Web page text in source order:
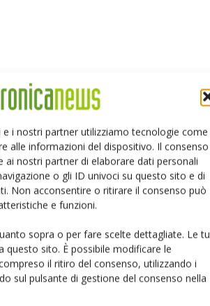
i nostri partner utilizziamo tecnologie come
alle informazioni del dispositivo. Il consenso
nostri partner di elaborare dati personali
o gli ID univoci su questo sito e di
Non acconsentire o ritirare il consenso può
e funzioni.
sopra o per fare scelte dettagliate. Le
questo sito. È possibile modificare le
il ritiro del consenso, utilizzando i
sul pulsante di gestione del consenso nella